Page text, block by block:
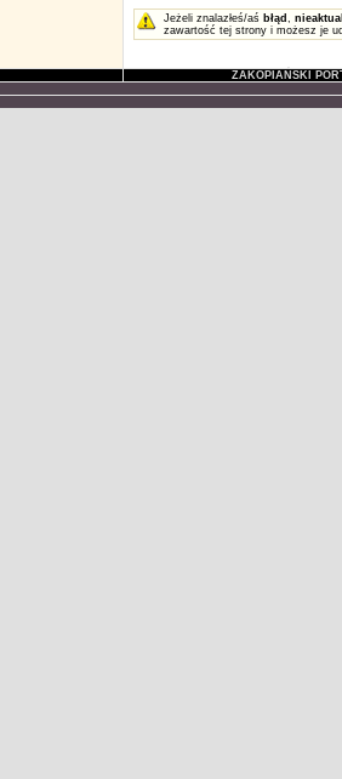
Jeżeli znalazłeś/aś błąd ,
zawartość tej strony i możesz je
ZAKOPIAŃSKI